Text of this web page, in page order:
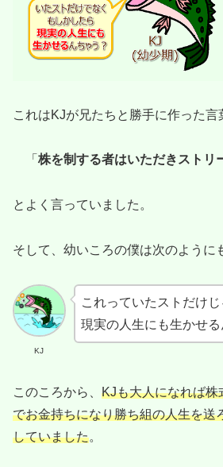
これはKJが兄たちと勝手に作った言
「 株を制する者はいただきストリ
とよく言っていました。
そして、幼いころの僕は次のように
KJ
これっていたストだけ
現実の人生にも生かせる
このころから、 KJも大人になれば株
でお金持ちになり勝ち組の人生を送
していました。